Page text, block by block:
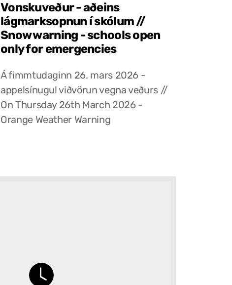
Vonskuveður - aðeins
lágmarksopnun í skólum //
Snow warning - schools open
only for emergencies
Á fimmtudaginn 26. mars 2026 -
appelsínugul viðvörun vegna veðurs //
On Thursday 26th March 2026 -
Orange Weather Warning